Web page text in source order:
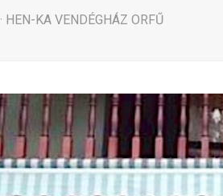
· HEN-KA VENDÉGHÁZ ORFŰ